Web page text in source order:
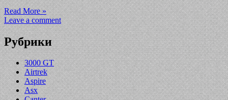
Read More »
Leave a comment
Рубрики
3000 GT
Airtrek
Aspire
Asx